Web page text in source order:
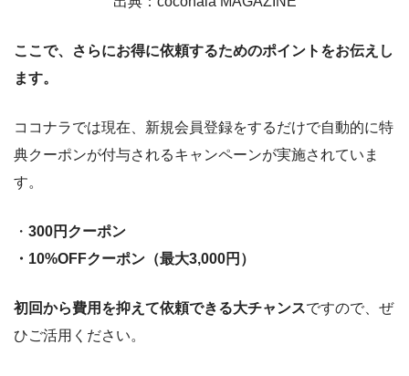
ここで、さらにお得に依頼するためのポイントをお伝えし
ます。
ココナラでは現在、新規会員登録をするだけで自動的に特
典クーポンが付与されるキャンペーンが実施されていま
す。
・ 300円クーポン
・10%OFFクーポン（最大3,000円）
初回から費用を抑えて依頼できる大チャンスですので、ぜ
ひご活用ください。